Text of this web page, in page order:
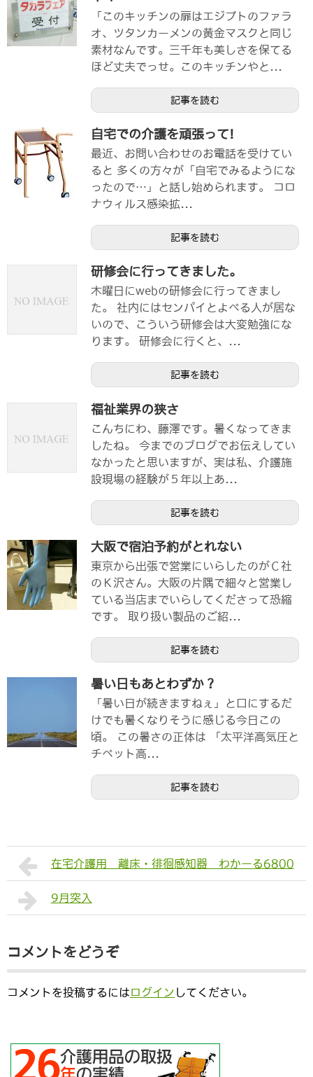
「このキッチンの扉はエジプトのファラ
オ、ツタンカーメンの黄金マスクと同じ
素材なんです。三千年も美しさを保てる
ほど丈夫でっせ。このキッチンやと...
記事を読む
自宅での介護を頑張って!
最近、お問い合わせのお電話を受けてい
ると 多くの方々が「自宅でみるようにな
ったので…」と話し始められます。 コロ
ナウィルス感染拡...
記事を読む
研修会に行ってきました。
木曜日にwebの研修会に行ってきまし
た。 社内にはセンパイとよべる人が居な
いので、こういう研修会は大変勉強にな
ります。 研修会に行くと、...
記事を読む
福祉業界の狭さ
こんちにわ、藤澤です。暑くなってきま
したね。 今までのブログでお伝えしてい
なかったと思いますが、実は私、介護施
設現場の経験が５年以上あ...
記事を読む
大阪で宿泊予約がとれない
東京から出張で営業にいらしたのがＣ社
のＫ沢さん。大阪の片隅で細々と営業し
ている当店までいらしてくださって恐縮
です。 取り扱い製品のご紹...
記事を読む
暑い日もあとわずか？
「暑い日が続きますねぇ」と口にするだ
けでも暑くなりそうに感じる今日この
頃。 この暑さの正体は 「太平洋高気圧と
チベット高...
記事を読む
在宅介護用 離床・徘徊感知器 わかーる6800
9月突入
コメントをどうぞ
コメントを投稿するにはログイン してください。